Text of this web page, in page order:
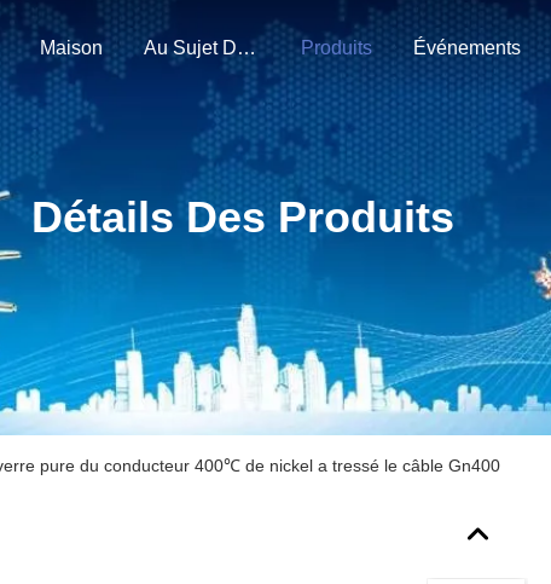
Maison Au Sujet De Nous Produits Événements
Détails Des Produits
pure du conducteur 400℃ de nickel a tressé le câble Gn400